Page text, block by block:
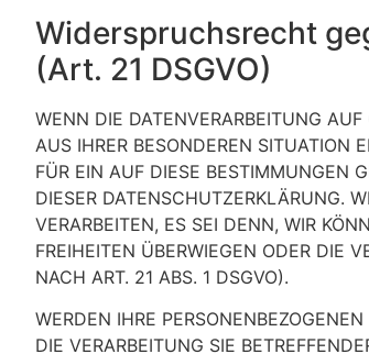
Widerspruchsrecht
(Art. 21 DSGVO)
WENN DIE DATENVERARBEITUNG
AUS IHRER BESONDEREN SITUATION
FÜR EIN AUF DIESE BESTIMMUNGEN
DIESER DATENSCHUTZERKLÄRUNG.
VERARBEITEN, ES SEI DENN, WIR
FREIHEITEN ÜBERWIEGEN ODER DIE
NACH ART. 21 ABS. 1 DSGVO).
WERDEN IHRE
DIE VERARBEITUNG SIE